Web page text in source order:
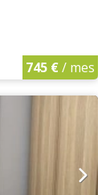
745 €/ mes